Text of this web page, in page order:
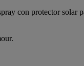
con protector solar